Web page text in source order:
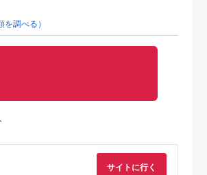
を調べる）
サイトに行く